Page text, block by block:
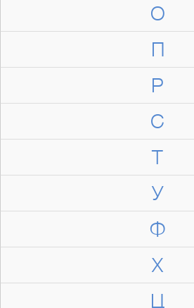
О
П
Р
С
Т
У
Ф
Х
Ц